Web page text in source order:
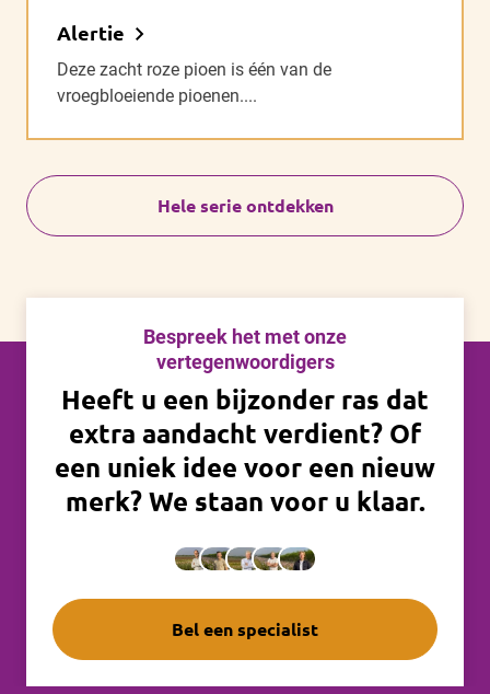
Alertie
Deze zacht roze pioen is één van de
vroegbloeiende pioenen....
Hele serie ontdekken
Bespreek het met onze
vertegenwoordigers
Heeft u een bijzonder ras dat
extra aandacht verdient? Of
een uniek idee voor een nieuw
merk? We staan voor u klaar.
Bel een specialist